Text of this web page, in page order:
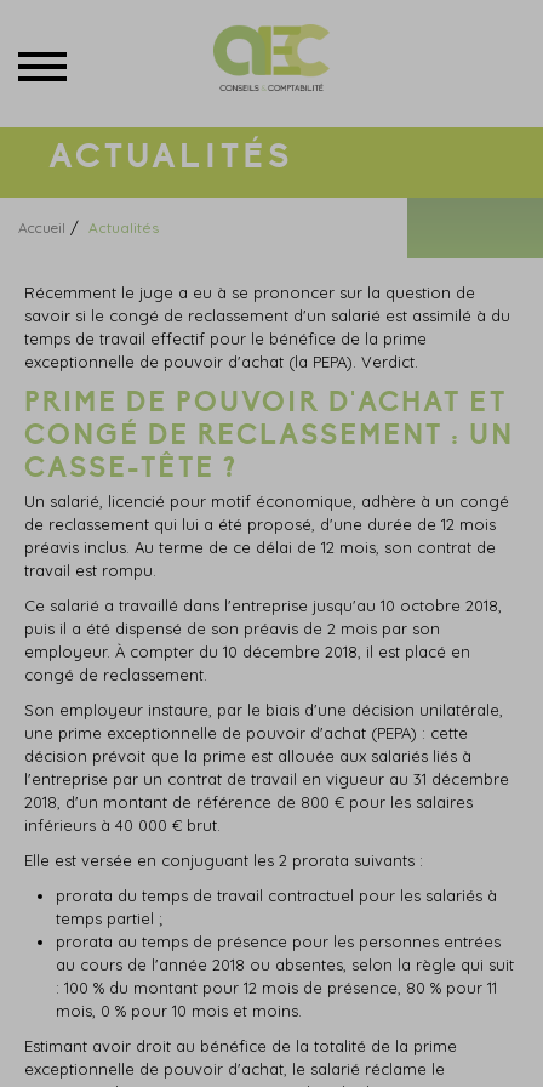
ACTUALITÉS
Accueil / Actualités
Récemment le juge a eu à se prononcer sur la question de
savoir si le congé de reclassement d'un salarié est assimilé à du
temps de travail effectif pour le bénéfice de la prime
exceptionnelle de pouvoir d'achat (la PEPA). Verdict.
PRIME DE POUVOIR D'ACHAT ET
CONGÉ DE RECLASSEMENT : UN
CASSE-TÊTE ?
Un salarié, licencié pour motif économique, adhère à un congé
de reclassement qui lui a été proposé, d'une durée de 12 mois
préavis inclus. Au terme de ce délai de 12 mois, son contrat de
travail est rompu.
Ce salarié a travaillé dans l'entreprise jusqu'au 10 octobre 2018,
puis il a été dispensé de son préavis de 2 mois par son
employeur. À compter du 10 décembre 2018, il est placé en
congé de reclassement.
Son employeur instaure, par le biais d'une décision unilatérale,
une prime exceptionnelle de pouvoir d'achat (PEPA) : cette
décision prévoit que la prime est allouée aux salariés liés à
l'entreprise par un contrat de travail en vigueur au 31 décembre
2018, d'un montant de référence de 800 € pour les salaires
inférieurs à 40 000 € brut.
Elle est versée en conjuguant les 2 prorata suivants :
prorata du temps de travail contractuel pour les salariés à
temps partiel ;
prorata au temps de présence pour les personnes entrées
au cours de l'année 2018 ou absentes, selon la règle qui suit
: 100 % du montant pour 12 mois de présence, 80 % pour 11
mois, 0 % pour 10 mois et moins.
Estimant avoir droit au bénéfice de la totalité de la prime
exceptionnelle de pouvoir d'achat, le salarié réclame le